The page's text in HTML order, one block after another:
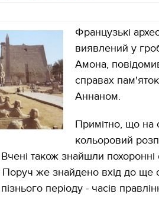
Французькі
виявлений у
Амона,
справах
Аннаном.
Примітно, що на
кольоровий
також знайшли похоронні
же знайдено вхід до ще
періоду - часів